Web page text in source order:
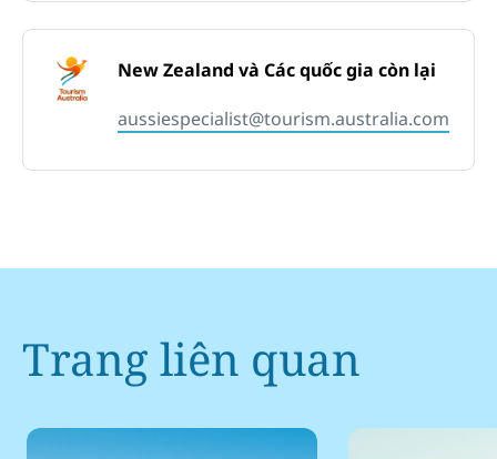
New Zealand và Các quốc gia còn lại
aussiespecialist@tourism.australia.com
Trang liên quan